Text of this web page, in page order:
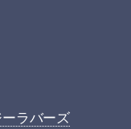
ーラバーズ